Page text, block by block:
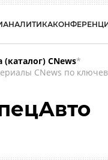
АНАЛИТИКА
CNews*
CNews по